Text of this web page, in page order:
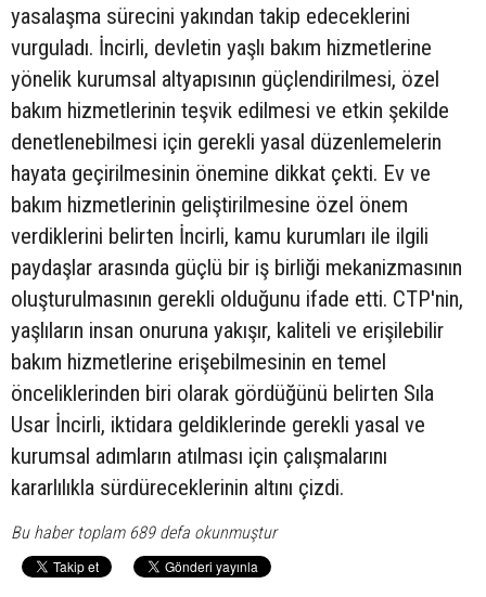
yasalaşma sürecini yakından takip edeceklerini
vurguladı. İncirli, devletin yaşlı bakım hizmetlerine
yönelik kurumsal altyapısının güçlendirilmesi, özel
bakım hizmetlerinin teşvik edilmesi ve etkin şekilde
denetlenebilmesi için gerekli yasal düzenlemelerin
hayata geçirilmesinin önemine dikkat çekti. Ev ve
bakım hizmetlerinin geliştirilmesine özel önem
verdiklerini belirten İncirli, kamu kurumları ile ilgili
paydaşlar arasında güçlü bir iş birliği mekanizmasının
oluşturulmasının gerekli olduğunu ifade etti. CTP'nin,
yaşlıların insan onuruna yakışır, kaliteli ve erişilebilir
bakım hizmetlerine erişebilmesinin en temel
önceliklerinden biri olarak gördüğünü belirten Sıla
Usar İncirli, iktidara geldiklerinde gerekli yasal ve
kurumsal adımların atılması için çalışmalarını
kararlılıkla sürdüreceklerinin altını çizdi.
Bu haber toplam 689 defa okunmuştur